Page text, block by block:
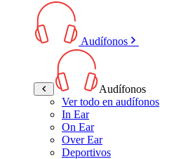
Audífonos
Audífonos
Ver todo en audífonos
In Ear
On Ear
Over Ear
Deportivos